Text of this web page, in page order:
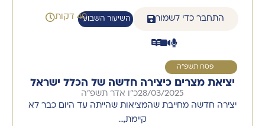
התחבר כדי לשמור השיעור השבועי40 דקות
פסח תשפ"ה
יציאת מצרים כיצירה חדשה של הכלל ישראל
28/03/2025כ"ו אדר תשפ"ה
יצירה חדשה מחייבת שהמציאות שהייתה עד היום כבר לא
קיימת,…